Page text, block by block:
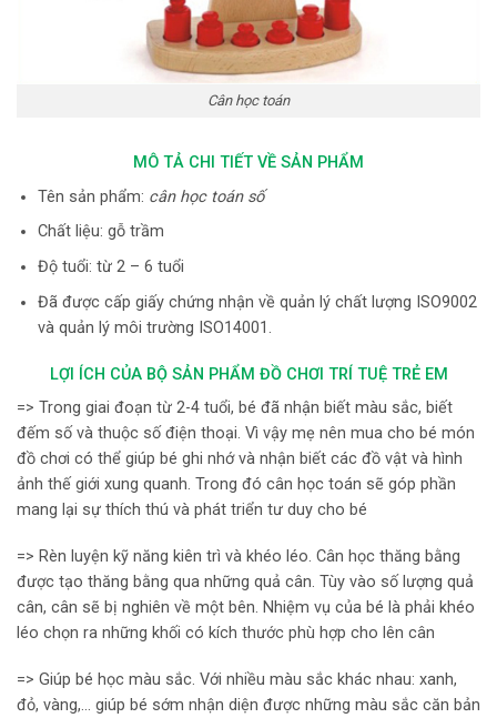
Cân học toán
MÔ TẢ CHI TIẾT VỀ SẢN PHẨM
Tên sản phẩm: cân học toán số
Chất liệu: gỗ trầm
Độ tuổi: từ 2 – 6 tuổi
Đã được cấp giấy chứng nhận về quản lý chất lượng ISO9002
và quản lý môi trường ISO14001.
LỢI ÍCH CỦA BỘ SẢN PHẨM ĐỒ CHƠI TRÍ TUỆ TRẺ EM
=> Trong giai đoạn từ 2-4 tuổi, bé đã nhận biết màu sắc, biết
đếm số và thuộc số điện thoại. Vì vậy mẹ nên mua cho bé món
đồ chơi có thể giúp bé ghi nhớ và nhận biết các đồ vật và hình
ảnh thế giới xung quanh. Trong đó cân học toán sẽ góp phần
mang lại sự thích thú và phát triển tư duy cho bé
=> Rèn luyện kỹ năng kiên trì và khéo léo. Cân học thăng bằng
được tạo thăng bằng qua những quả cân. Tùy vào số lượng quả
cân, cân sẽ bị nghiên về một bên. Nhiệm vụ của bé là phải khéo
léo chọn ra những khối có kích thước phù hợp cho lên cân
=> Giúp bé học màu sắc. Với nhiều màu sắc khác nhau: xanh,
đỏ, vàng,… giúp bé sớm nhận diện được những màu sắc căn bản